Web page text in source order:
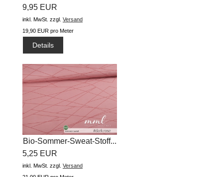
"small...
9,95 EUR
inkl. MwSt. zzgl. Versand
19,90 EUR pro Meter
Details
Bio-Sommer-Sweat-Stoff...
5,25 EUR
inkl. MwSt. zzgl. Versand